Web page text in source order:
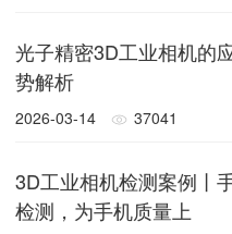
光子精密3D工业相机的
势解析
2026-03-14 37041
3D工业相机检测案例丨
检测，为手机质量上